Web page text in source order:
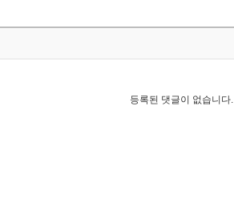
등록된 댓글이 없습니다.